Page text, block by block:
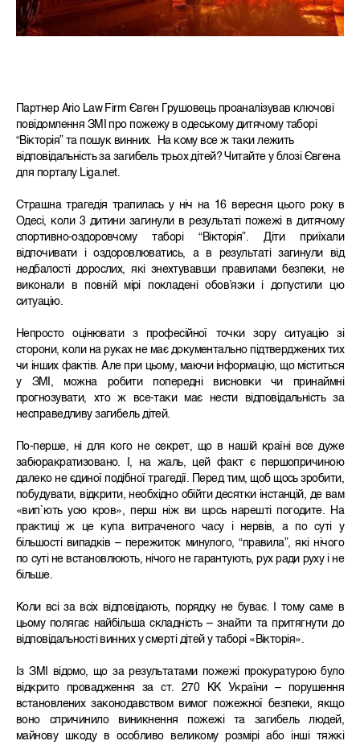
Партнер Ario Law Firm Євген Грушовець проаналізував ключові
повідомлення ЗМІ про пожежу в одеському дитячому таборі
“Вікторія” та пошук винних. На кому все ж таки лежить
відповідальність за загибель трьох дітей? Читайте у блозі Євгена
для порталу Liga.net.
Страшна трагедія трапилась у ніч на 16 вересня цього року в
Одесі, коли 3 дитини загинули в результаті пожежі в дитячому
спортивно-оздоровчому таборі “Вікторія”. Діти приїхали
відпочивати і оздоровлюватись, а в результаті загинули від
недбалості дорослих, які знехтувавши правилами безпеки, не
виконали в повній мірі покладені обов’язки і допустили цю
ситуацію.
Непросто оцінювати з професійної точки зору ситуацію зі
сторони, коли на руках не має документально підтверджених тих
чи інших фактів. Але при цьому, маючи інформацію, що міститься
у ЗМІ, можна робити попередні висновки чи принаймні
прогнозувати, хто ж все-таки має нести відповідальність за
несправедливу загибель дітей.
По-перше, ні для кого не секрет, що в нашій країні все дуже
забюракратизовано. І, на жаль, цей факт є першопричиною
далеко не єдиної подібної трагедії. Перед тим, щоб щось зробити,
побудувати, відкрити, необхідно обійти десятки інстанцій, де вам
«вип`ють усю кров», перш ніж ви щось нарешті погодите. На
практиці ж це купа витраченого часу і нервів, а по суті у
більшості випадків – пережиток минулого, “правила”, які нічого
по суті не встановлюють, нічого не гарантують, рух ради руху і не
більше.
Коли всі за всіх відповідають, порядку не буває. І тому саме в
цьому полягає найбільша складність – знайти та притягнути до
відповідальності винних у смерті дітей у таборі «Вікторія».
Із ЗМІ відомо, що за результатами пожежі прокуратурою було
відкрито провадження за ст. 270 КК України – порушення
встановлених законодавством вимог пожежної безпеки, якщо
воно спричинило виникнення пожежі та загибель людей,
майнову шкоду в особливо великому розмірі або інші тяжкі